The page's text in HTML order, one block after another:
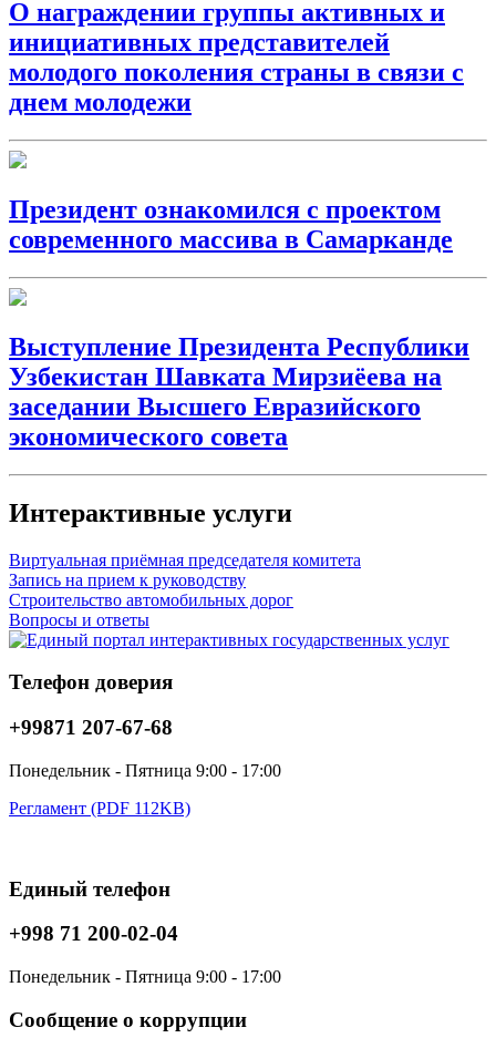
О награждении группы активных и
инициативных представителей
молодого поколения страны в связи с
днем молодежи
Президент ознакомился с проектом
современного массива в Самарканде
Выступление Президента Республики
Узбекистан Шавката Мирзиёева на
заседании Высшего Евразийского
экономического совета
Интерактивные услуги
Виртуальная приёмная председателя комитета
Запись на прием к руководству
Строительство автомобильных дорог
Вопросы и ответы
Телефон доверия
+99871 207-67-68
Понедельник - Пятница 9:00 - 17:00
Регламент (PDF 112KB)
Единый телефон
+998 71 200-02-04
Понедельник - Пятница 9:00 - 17:00
Сообщение о коррупции